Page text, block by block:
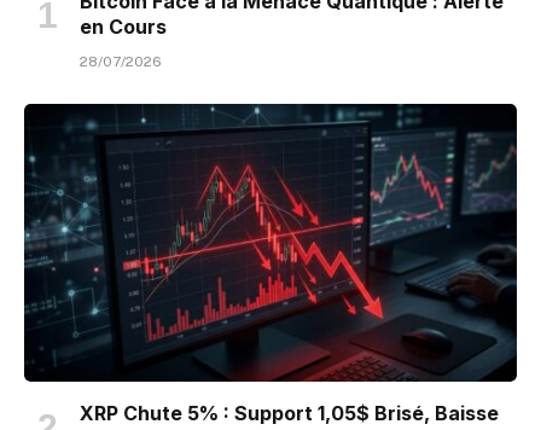
en Cours
28/07/2026
XRP Chute 5% : Support 1,05$ Brisé, Baisse